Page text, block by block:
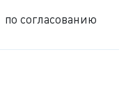
по согласованию